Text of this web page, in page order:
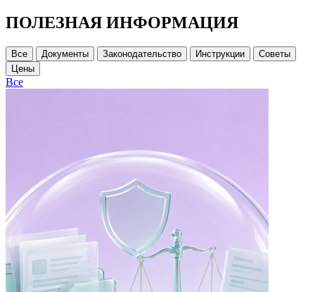
ПОЛЕЗНАЯ ИНФОРМАЦИЯ
Все Документы Законодательство Инструкции
Советы
Цены
Все